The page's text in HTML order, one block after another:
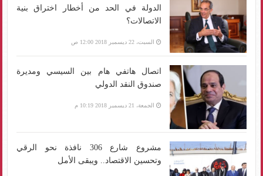
الدولة في الحد من أخطار اختراق بنية
الاتصالات؟
السبت، 22 ديسمبر 2018 12:00 ص
اتصال هاتفي هام بين السيسي ومديرة
صندوق النقد الدولي
الجمعة، 21 ديسمبر 2018 10:19 م
مشروع شارع 306 نافذة نحو الرقي
وتحسين الاقتصاد.. ويبقى الأمل